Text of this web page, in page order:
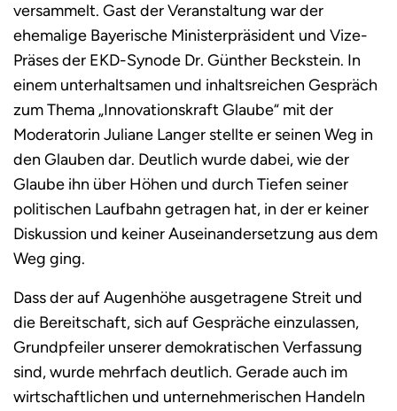
versammelt. Gast der Veranstaltung war der
ehemalige Bayerische Ministerpräsident und Vize-
Präses der EKD-Synode Dr. Günther Beckstein. In
einem unterhaltsamen und inhaltsreichen Gespräch
zum Thema „Innovationskraft Glaube“ mit der
Moderatorin Juliane Langer stellte er seinen Weg in
den Glauben dar. Deutlich wurde dabei, wie der
Glaube ihn über Höhen und durch Tiefen seiner
politischen Laufbahn getragen hat, in der er keiner
Diskussion und keiner Auseinandersetzung aus dem
Weg ging.
Dass der auf Augenhöhe ausgetragene Streit und
die Bereitschaft, sich auf Gespräche einzulassen,
Grundpfeiler unserer demokratischen Verfassung
sind, wurde mehrfach deutlich. Gerade auch im
wirtschaftlichen und unternehmerischen Handeln